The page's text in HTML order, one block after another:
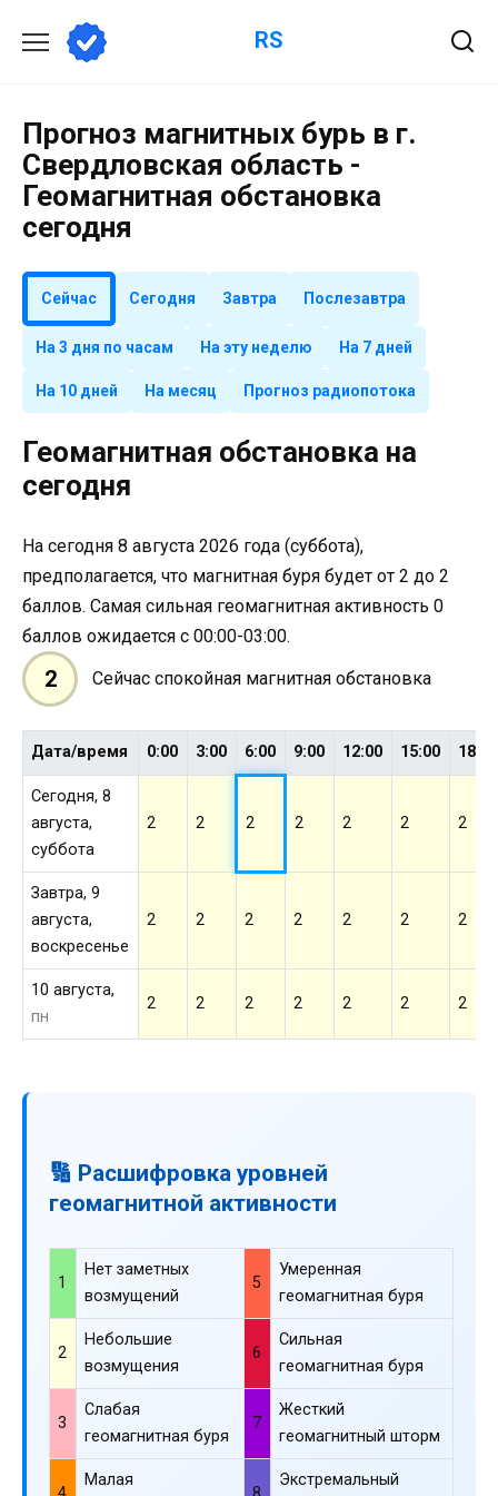
содержанию
RS
Прогноз магнитных бурь в г.
Свердловская область -
Геомагнитная обстановка
сегодня
Сейчас Сегодня Завтра Послезавтра
На 3 дня по часам На эту неделю На 7 дней
На 10 дней На месяц Прогноз радиопотока
Геомагнитная обстановка на
сегодня
На сегодня 8 августа 2026 года (суббота),
предполагается, что магнитная буря будет от 2 до 2
баллов. Самая сильная геомагнитная активность 0
баллов ожидается с 00:00-03:00.
2 Сейчас спокойная магнитная обстановка
Дата/время 0:00 3:00 6:00 9:00 12:00 15:00 18:00
Сегодня, 8
августа,
суббота
2 2 2 2 2 2 2
Завтра, 9
августа,
воскресенье
2 2 2 2 2 2 2
10 августа,
пн
2 2 2 2 2 2 2
🔢 Расшифровка уровней
геомагнитной активности
1
Нет заметных
возмущений
5
Умеренная
геомагнитная буря
2
Небольшие
возмущения
6
Сильная
геомагнитная буря
3
Слабая
геомагнитная буря
7
Жесткий
геомагнитный шторм
Малая Экстремальный